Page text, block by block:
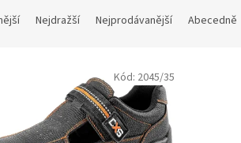
Nejdražší Nejprodávanější Abecedně
Kód: 2045/35